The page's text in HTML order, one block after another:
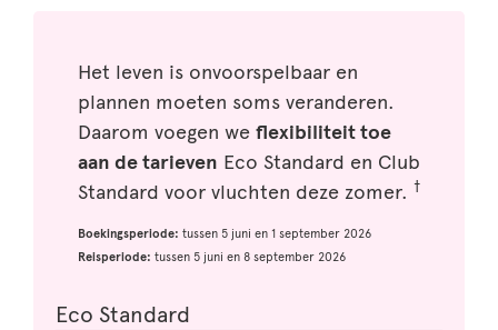
Het leven is onvoorspelbaar en
plannen moeten soms veranderen.
Daarom voegen we flexibiliteit toe
aan de tarieven Eco Standard en Club
Standard voor vluchten deze zomer. †
Boekingsperiode: tussen 5 juni en 1 september 2026
Reisperiode: tussen 5 juni en 8 september 2026
Eco Standard